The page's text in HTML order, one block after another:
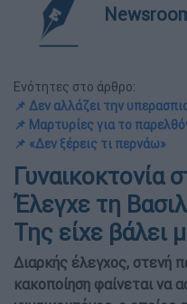
Ενότητες στο άρθρο:
📌 Δεν αλλάζει την
📌 Μαρτυρίες για το
📌 «Δεν ξέρεις τι περνάω»
Γυναικοκτονία
Έλεγχε τη
Της είχε βάλει
Διαρκής έλεγχος, στενή
κακοποίηση φαίνεται να